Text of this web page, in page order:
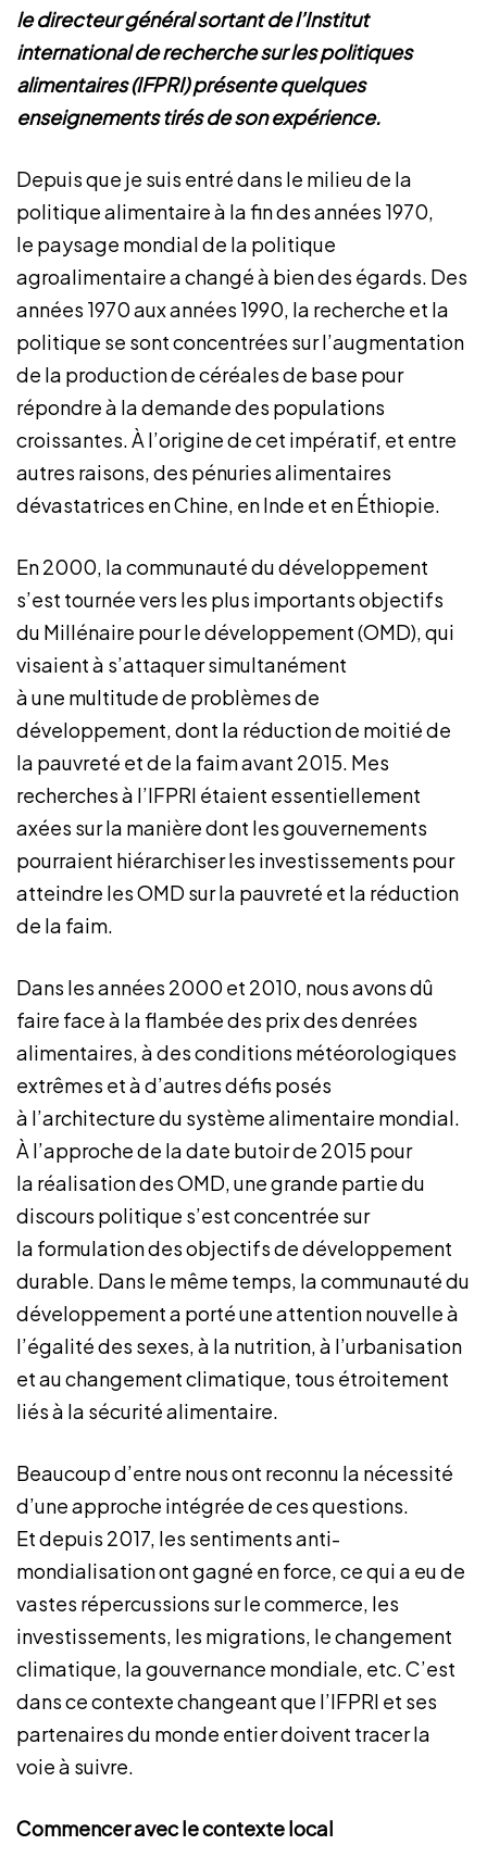
le directeur général sortant de l’Institut
international de recherche sur les politiques
alimentaires (IFPRI) présente quelques
enseignements tirés de son expérience.
Depuis que je suis entré dans le milieu de la
politique alimentaire à la fin des années 1970,
le paysage mondial de la politique
agroalimentaire a changé à bien des égards. Des
années 1970 aux années 1990, la recherche et la
politique se sont concentrées sur l’augmentation
de la production de céréales de base pour
répondre à la demande des populations
croissantes. À l’origine de cet impératif, et entre
autres raisons, des pénuries alimentaires
dévastatrices en Chine, en Inde et en Éthiopie.
En 2000, la communauté du développement
s’est tournée vers les plus importants objectifs
du Millénaire pour le développement (OMD), qui
visaient à s’attaquer simultanément
à une multitude de problèmes de
développement, dont la réduction de moitié de
la pauvreté et de la faim avant 2015. Mes
recherches à l’IFPRI étaient essentiellement
axées sur la manière dont les gouvernements
pourraient hiérarchiser les investissements pour
atteindre les OMD sur la pauvreté et la réduction
de la faim.
Dans les années 2000 et 2010, nous avons dû
faire face à la flambée des prix des denrées
alimentaires, à des conditions météorologiques
extrêmes et à d’autres défis posés
à l’architecture du système alimentaire mondial.
À l’approche de la date butoir de 2015 pour
la réalisation des OMD, une grande partie du
discours politique s’est concentrée sur
la formulation des objectifs de développement
durable. Dans le même temps, la communauté du
développement a porté une attention nouvelle à
l’égalité des sexes, à la nutrition, à l’urbanisation
et au changement climatique, tous étroitement
liés à la sécurité alimentaire.
Beaucoup d’entre nous ont reconnu la nécessité
d’une approche intégrée de ces questions.
Et depuis 2017, les sentiments anti-
mondialisation ont gagné en force, ce qui a eu de
vastes répercussions sur le commerce, les
investissements, les migrations, le changement
climatique, la gouvernance mondiale, etc. C’est
dans ce contexte changeant que l’IFPRI et ses
partenaires du monde entier doivent tracer la
voie à suivre.
Commencer avec le contexte local